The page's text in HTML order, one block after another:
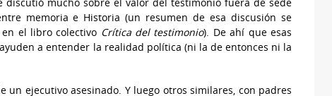
memoria e Historia (un resumen de esa discusión se
el libro colectivo Crítica del testimonio). De ahí que esas
a entender la realidad política (ni la de entonces ni la
ejecutivo asesinado. Y luego otros similares, con padres